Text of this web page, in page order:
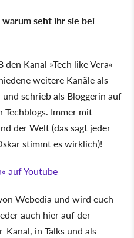
seht ihr sie bei
Kanal »Tech like Vera«
weitere Kanäle als
schrieb als Bloggerin auf
Immer mit
der Welt (das sagt jeder
stimmt es wirklich)!
auf Youtube
Webedia und wird euch
auch hier auf der
Kanal, in Talks und als